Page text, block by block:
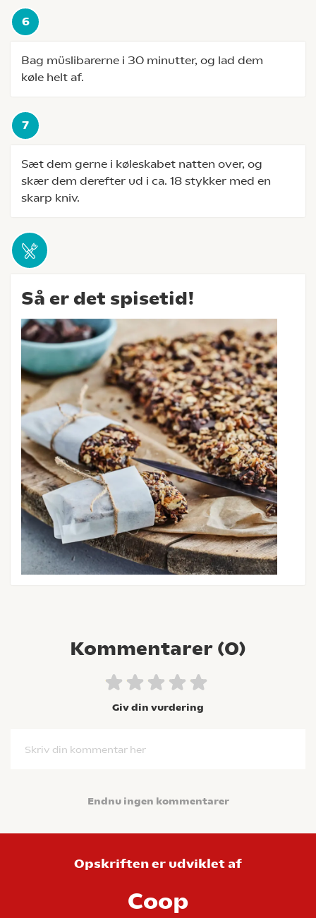
Bag müslibarerne i 30 minutter, og lad dem
køle helt af.
Sæt dem gerne i køleskabet natten over, og
skær dem derefter ud i ca. 18 stykker med en
skarp kniv.
Så er det spisetid!
Kommentarer (0)
Giv din vurdering
Skriv din kommentar her
Endnu ingen kommentarer
Opskriften er udviklet af
Coop